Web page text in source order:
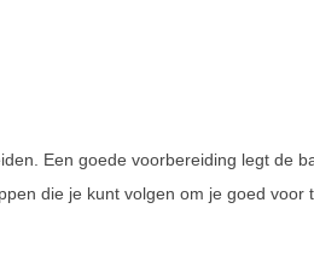
Een goede voorbereiding legt de
die je kunt volgen om je goed voor